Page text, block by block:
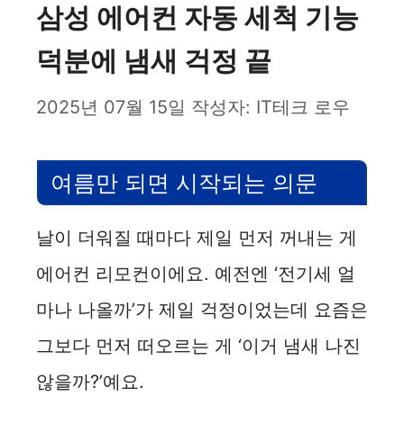
삼성 에어컨 자동 세척 기능
덕분에 냄새 걱정 끝
2025년 07월 15일 작성자: IT테크 로우
여름만 되면 시작되는 의문
날이 더워질 때마다 제일 먼저 꺼내는 게
에어컨 리모컨이에요. 예전엔 ‘전기세 얼
마나 나올까’가 제일 걱정이었는데 요즘은
그보다 먼저 떠오르는 게 ‘이거 냄새 나진
않을까?’예요.